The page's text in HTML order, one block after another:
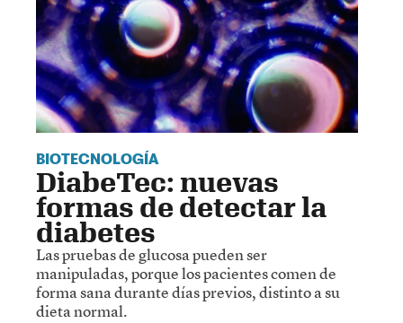
BIOTECNOLOGÍA
DiabeTec: nuevas
formas de detectar la
diabetes
Las pruebas de glucosa pueden ser
manipuladas, porque los pacientes comen de
forma sana durante días previos, distinto a su
dieta normal.